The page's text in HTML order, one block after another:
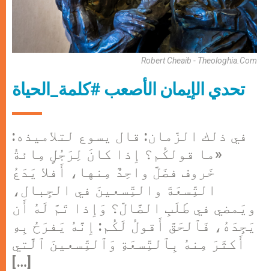
Robert Cheaib - Theologhia.com
تحدي الإيمان الأصعب #كلمة_الحياة
في ذلك الزّمان: قال يسوع لتلاميذه:
«ما قولكُم؟ إِذا كانَ لِرَجُلٍ مِائةُ
خَروف فضَلَّ واحِدٌ مِنها، أَفلا يَدَعُ
التِّسعَةَ والتِّسعينَ في الجِبال،
ويَمضي في طَلَبِ الضَّالّ؟ وَإِذا تَمَّ لَهُ أَن
يَجِدَهُ، فَٱلحَقَّ أَقولُ لَكُم: إِنَّهُ يَفرَحُ بِهِ
أَكثَرَ مِنهُ بِٱلتِّسعَةِ وَٱلتِّسعينَ ٱلَّتي
[…]